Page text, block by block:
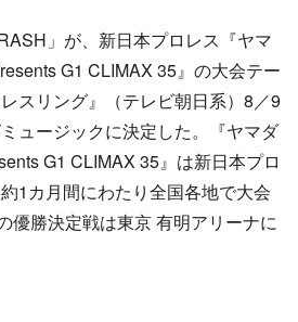
」が、新日本プロレス『ヤマ
G1 CLIMAX 35』の大会テー
スリング』（テレビ朝日系）8／9
ュージックに決定した。『ヤマダ
G1 CLIMAX 35』は新日本プロ
1カ月間にわたり全国各地で大会
優勝決定戦は東京 有明アリーナに